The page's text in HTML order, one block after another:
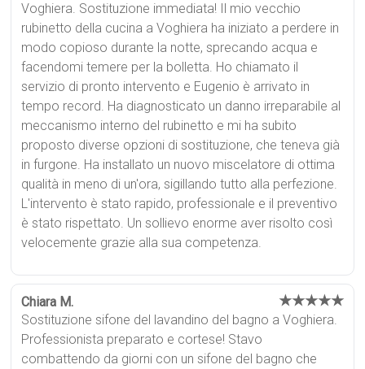
Voghiera. Sostituzione immediata! Il mio vecchio
rubinetto della cucina a Voghiera ha iniziato a perdere in
modo copioso durante la notte, sprecando acqua e
facendomi temere per la bolletta. Ho chiamato il
servizio di pronto intervento e Eugenio è arrivato in
tempo record. Ha diagnosticato un danno irreparabile al
meccanismo interno del rubinetto e mi ha subito
proposto diverse opzioni di sostituzione, che teneva già
in furgone. Ha installato un nuovo miscelatore di ottima
qualità in meno di un'ora, sigillando tutto alla perfezione.
L'intervento è stato rapido, professionale e il preventivo
è stato rispettato. Un sollievo enorme aver risolto così
velocemente grazie alla sua competenza.
Chiara M. ★★★★★
Sostituzione sifone del lavandino del bagno a Voghiera.
Professionista preparato e cortese! Stavo
combattendo da giorni con un sifone del bagno che